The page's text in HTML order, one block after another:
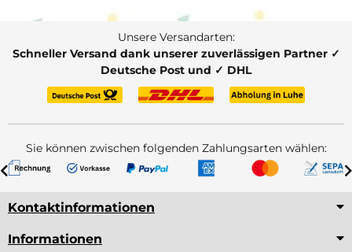
Unsere Versandarten:
Schneller Versand dank unserer zuverlässigen Partner ✓
Deutsche Post und ✓ DHL
Sie können zwischen folgenden Zahlungsarten wählen:
Kontaktinformationen
Informationen